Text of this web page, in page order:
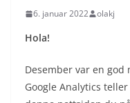
6. januar 2022 olakj
Hola!
Desember var en god
Google Analytics